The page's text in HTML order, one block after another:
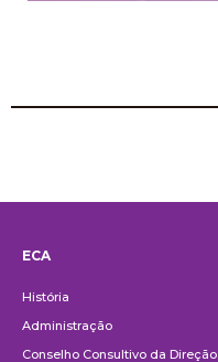
ECA
História
Administração
Conselho Consultivo da Direção